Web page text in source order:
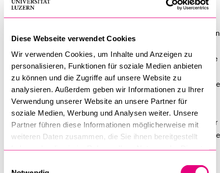
Diese Webseite verwendet Cookies
Wir verwenden Cookies, um Inhalte und Anzeigen zu
personalisieren, Funktionen für soziale Medien anbieten
zu können und die Zugriffe auf unsere Website zu
analysieren. Außerdem geben wir Informationen zu Ihrer
Verwendung unserer Website an unsere Partner für
soziale Medien, Werbung und Analysen weiter. Unsere
Partner führen diese Informationen möglicherweise mit
weiteren Daten zusammen, die Sie ihnen bereitgestellt
er über die Tugendethik in der politischen Friedensarbeit unter
der Betreuung von Thomas Wallimann, ethik21, und Laurent
Goetschel, Swisspeace. Seinen Bachelorabschluss erlangte er in
Schwerpunkt «Social Entrepreneurship» an der Fachhochschule
Nordwestschweiz (2017). Ein Jahr seines Studiums verbrachte
er an der University of Latvia (2014/15) mit Fokus auf Diplomatie
und internationale Beziehungen. Nebst seinem Bachelor- und
Masterstudium beteiligte er sich als Gasthörer am MAS in
Friedens- und Konfliktforschung der Universität Basel unter der
Leitung von Prof. Dr. Ueli Mäder. Vor seinem Studium absolvierte